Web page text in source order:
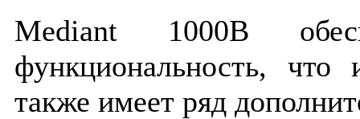
Mediant 1000B
функциональность,
также имеет ряд